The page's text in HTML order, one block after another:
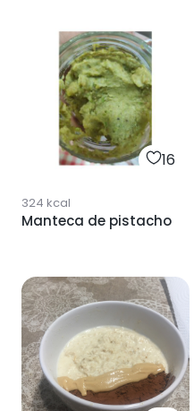
16
324 kcal
Manteca de pistacho